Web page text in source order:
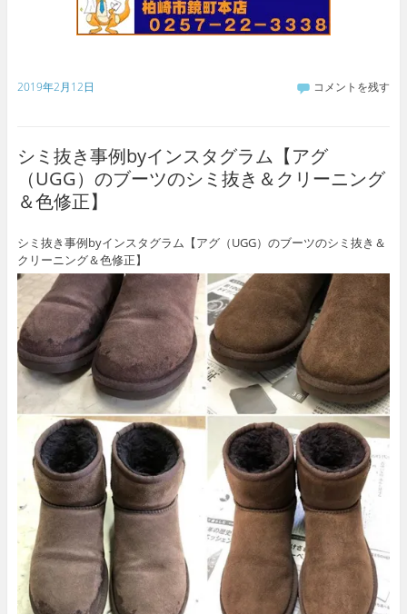
2019年2月12日 コメントを残す
シミ抜き事例byインスタグラム【アグ
（UGG）のブーツのシミ抜き＆クリーニング
＆色修正】
シミ抜き事例byインスタグラム【アグ（UGG）のブーツのシミ抜き＆
クリーニング＆色修正】